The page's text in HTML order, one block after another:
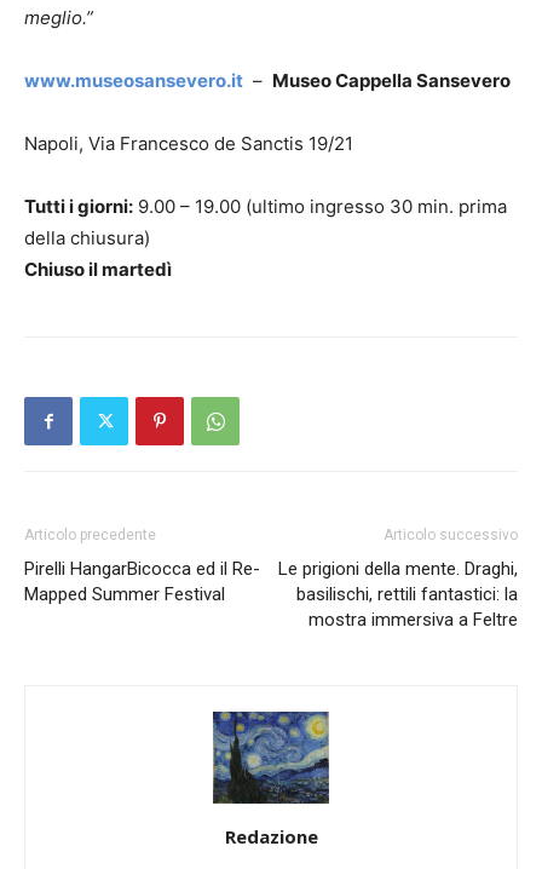
meglio.”
www.museosansevero.it – Museo Cappella Sansevero
Napoli, Via Francesco de Sanctis 19/21
Tutti i giorni: 9.00 – 19.00 (ultimo ingresso 30 min. prima
della chiusura)
Chiuso il martedì
Articolo precedente
Pirelli HangarBicocca ed il Re-
Mapped Summer Festival
Articolo successivo
Le prigioni della mente. Draghi,
basilischi, rettili fantastici: la
mostra immersiva a Feltre
Redazione